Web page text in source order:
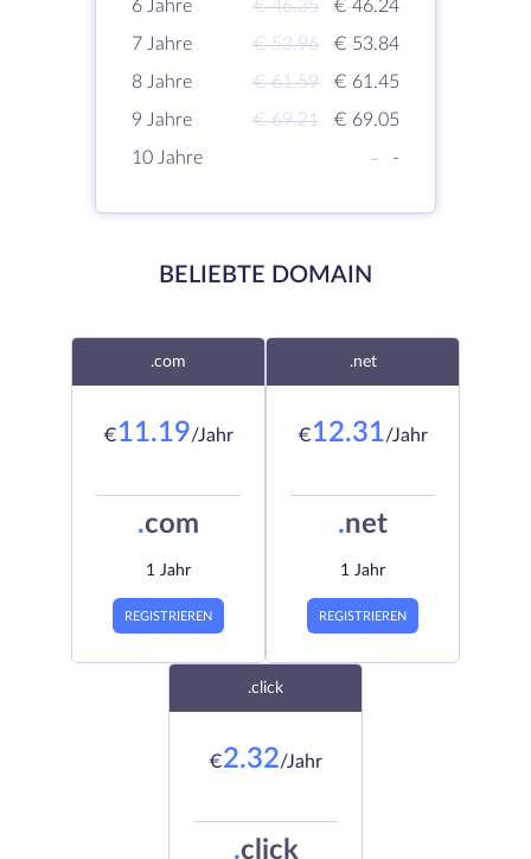
6 Jahre
€ 46.35
€ 46.24
7 Jahre
€ 53.96
€ 53.84
8 Jahre
€ 61.59
€ 61.45
9 Jahre
€ 69.21
€ 69.05
10 Jahre
- -
BELIEBTE DOMAIN
.com
€11.19/Jahr
.com
1 Jahr
REGISTRIEREN
.net
€12.31/Jahr
.net
1 Jahr
REGISTRIEREN
.click
€2.32/Jahr
.click